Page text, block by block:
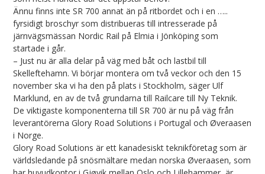
Ännu finns inte SR 700 annat än på ritbordet och i en …..
fyrsidigt broschyr som distribueras till intresserade på
järnvägsmässan Nordic Rail på Elmia i Jönköping som
startade i går.
– Just nu är alla delar på väg med båt och lastbil till
Skelleftehamn. Vi börjar montera om två veckor och den 15
november ska vi ha den på plats i Stockholm, säger Ulf
Marklund, en av de två grundarna till Railcare till Ny Teknik.
De viktigaste komponenterna till SR 700 är nu på väg från
leverantörerna Glory Road Solutions i Portugal och Øveraasen
i Norge.
Glory Road Solutions är ett kanadesiskt teknikföretag som är
världsledande på snösmältare medan norska Øveraasen, som